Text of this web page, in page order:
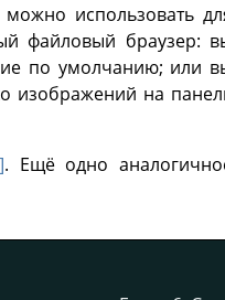
использовать
файловый браузер:
по умолчанию; или
изображений на
]. Ещё одно